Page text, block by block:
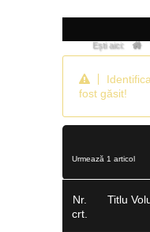
Ești aici:
fost găsit!
Urmează 1 articol
Nr.
crt.
Titlu